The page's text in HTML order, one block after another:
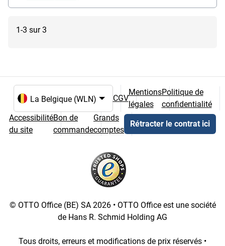
1-3 sur 3
Choix de la langue et du pays
CGV
Mentions
légales
Politique de
confidentialité
Accessibilité
du site
Bon de
commande
Grands
comptes
Rétracter le contrat ici
© OTTO Office (BE) SA 2026 • OTTO Office est une société
de Hans R. Schmid Holding AG
Tous droits, erreurs et modifications de prix réservés •